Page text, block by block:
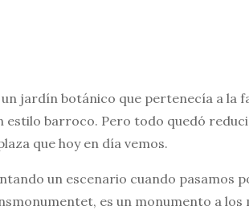
jardín botánico que pertenecía a la
estilo barroco. Pero todo quedó
que hoy en día vemos.
un escenario cuando pasamos
es un monumento a